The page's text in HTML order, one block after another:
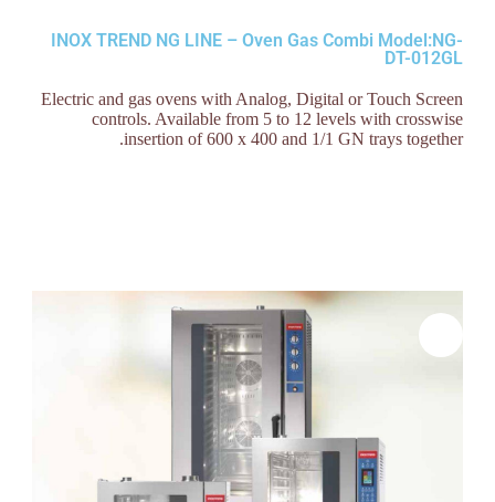
INOX TREND NG LINE – Oven Gas Combi Model:NG-
DT-012GL
Electric and gas ovens with Analog, Digital or Touch Screen
controls. Available from 5 to 12 levels with crosswise
insertion of 600 x 400 and 1/1 GN trays together.